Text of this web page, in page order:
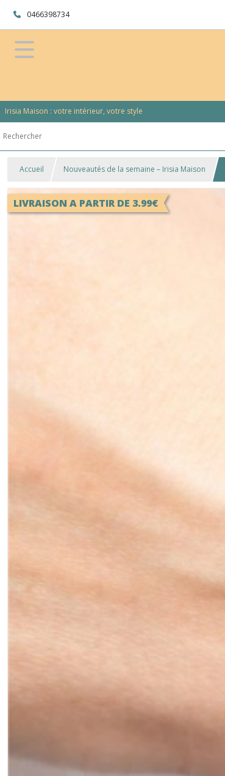
0466398734
Irisia Maison : votre intérieur, votre style
Accueil Nouveautés de la semaine – Irisia Maison
LIVRAISON A PARTIR DE 3.99€